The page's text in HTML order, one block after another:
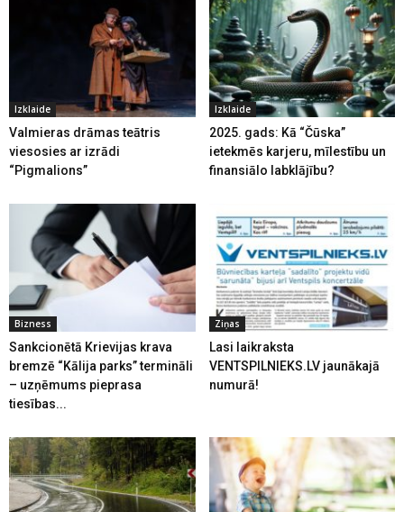
Izklaide
Valmieras drāmas teātris
viesosies ar izrādi
“Pigmalions”
Izklaide
2025. gads: Kā “Čūska”
ietekmēs karjeru, mīlestību un
finansiālo labklājību?
Bizness
Sankcionētā Krievijas krava
bremzē “Kālija parks” termināli
– uzņēmums pieprasa
tiesības...
Ziņas
Lasi laikraksta
VENTSPILNIEKS.LV jaunākajā
numurā!